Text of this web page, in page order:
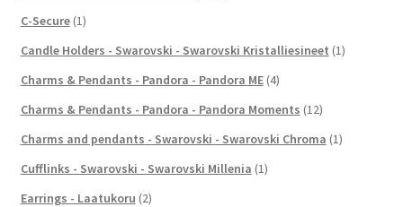
C-Secure (1)
Candle Holders - Swarovski - Swarovski Kristalliesineet (1)
Charms & Pendants - Pandora - Pandora ME (4)
Charms & Pendants - Pandora - Pandora Moments (12)
Charms and pendants - Swarovski - Swarovski Chroma (1)
Cufflinks - Swarovski - Swarovski Millenia (1)
Earrings - Laatukoru (2)